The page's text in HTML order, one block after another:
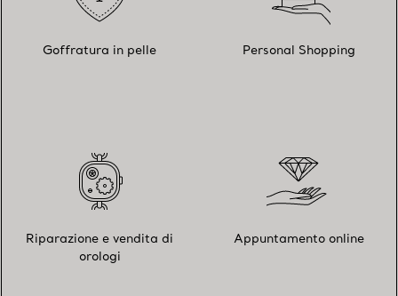
Goffratura in pelle Personal Shopping
Riparazione e vendita di
orologi
Appuntamento online